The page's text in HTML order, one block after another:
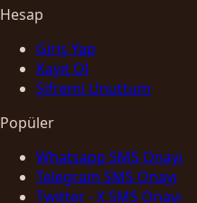
Hesap
Giriş Yap
Kayıt Ol
Şifremi Unuttum
Popüler
Whatsapp SMS Onayı
Telegram SMS Onayı
Twitter - X SMS Onayı